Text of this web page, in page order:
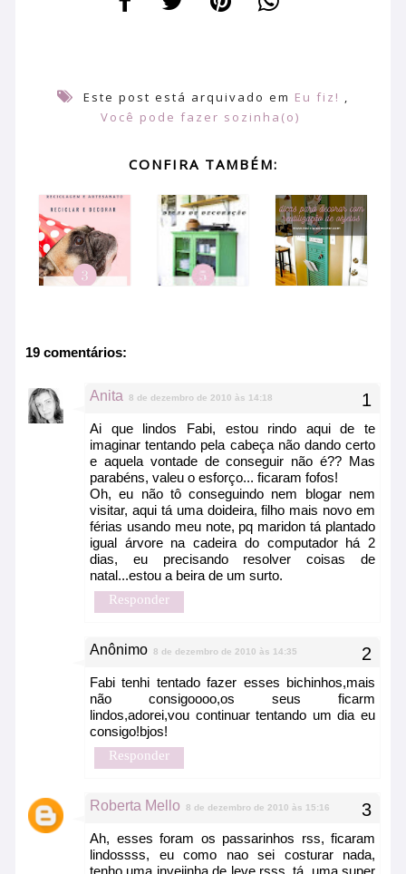
Este post está arquivado em Eu fiz! ,
Você pode fazer sozinha(o)
CONFIRA TAMBÉM:
19 comentários:
Anita 8 de dezembro de 2010 às 14:18
Ai que lindos Fabi, estou rindo aqui de te
imaginar tentando pela cabeça não dando certo
e aquela vontade de conseguir não é?? Mas
parabéns, valeu o esforço... ficaram fofos!
Oh, eu não tô conseguindo nem blogar nem
visitar, aqui tá uma doideira, filho mais novo em
férias usando meu note, pq maridon tá plantado
igual árvore na cadeira do computador há 2
dias, eu precisando resolver coisas de
natal...estou a beira de um surto.
Responder
Anônimo 8 de dezembro de 2010 às 14:35
Fabi tenhi tentado fazer esses bichinhos,mais
não consigoooo,os seus ficarm
lindos,adorei,vou continuar tentando um dia eu
consigo!bjos!
Responder
Roberta Mello 8 de dezembro de 2010 às 15:16
Ah, esses foram os passarinhos rss, ficaram
lindossss, eu como nao sei costurar nada,